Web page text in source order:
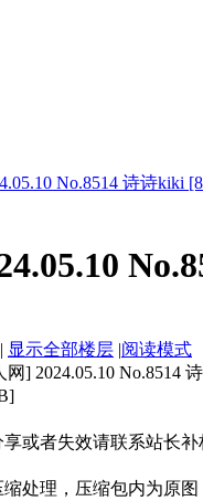
No.8514 诗诗kiki
| 显示全部楼层 |阅读模式
] 2024.05.10 No.8514
享或者失效请联系站长补
缩处理，压缩包内为原图